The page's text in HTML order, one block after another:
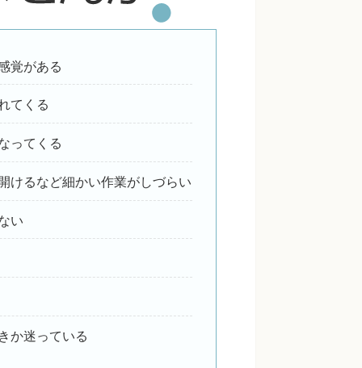
覚がある
てくる
ってくる
けるなど細かい作業がしづらい
い
か迷っている